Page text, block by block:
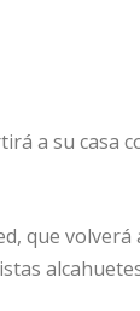
a su casa
que volverá